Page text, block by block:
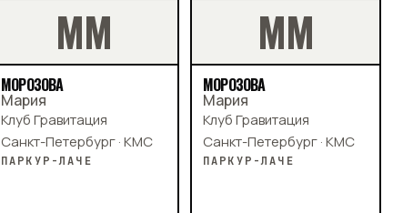
ММ
МОРОЗОВА
Мария
Клуб Гравитация
Санкт-Петербург · КМС
ПАРКУР-ЛАЧЕ
ММ
МОРОЗОВА
Мария
Клуб Гравитация
Санкт-Петербург · КМС
ПАРКУР-ЛАЧЕ